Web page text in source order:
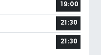
19:00
21:30
21:30